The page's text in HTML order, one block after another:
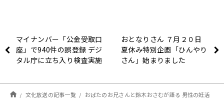
マイナンバー「公金受取口
座」で940件の誤登録 デジ
タル庁に立ち入り検査実施
おとなりさん ７月２０日
夏休み特別企画「ひんやり
さん」始まりました
文化放送の記事一覧 おばたのお兄さんと鈴木おさむが語る 男性の妊活